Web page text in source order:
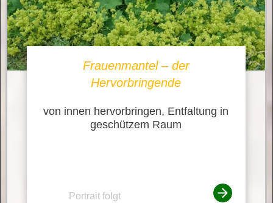
Frauenmantel – der
Hervorbringende
von innen hervorbringen, Entfaltung in
geschützem Raum
Portrait folgt